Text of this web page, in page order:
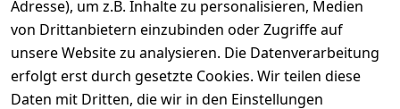
Adresse), um z.B. Inhalte zu personalisieren, Medien
von Drittanbietern einzubinden oder Zugriffe auf
unsere Website zu analysieren. Die Datenverarbeitung
erfolgt erst durch gesetzte Cookies. Wir teilen diese
Daten mit Dritten, die wir in den Einstellungen
Rechtliches
AGB
Impressum
Services
Kontakt
Registrieren